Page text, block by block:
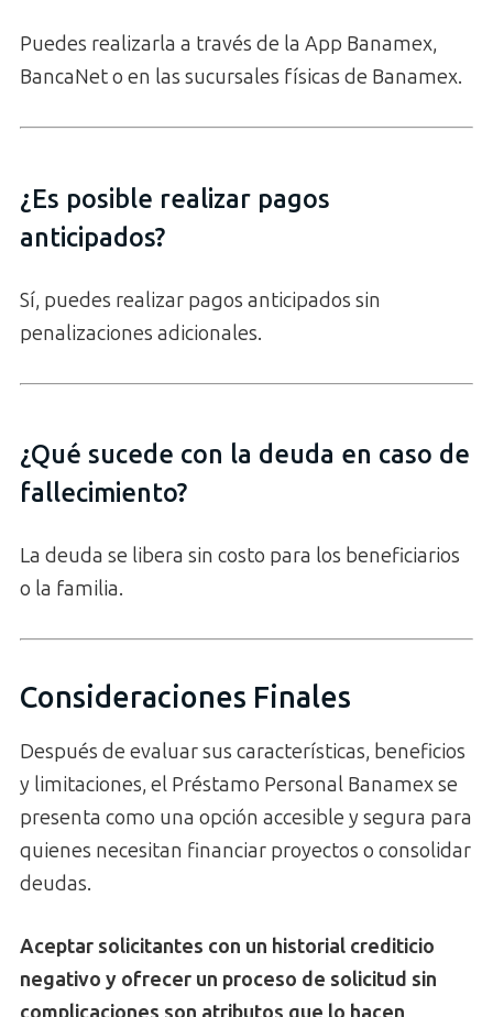
Puedes realizarla a través de la App Banamex,
BancaNet o en las sucursales físicas de Banamex.
¿Es posible realizar pagos
anticipados?
Sí, puedes realizar pagos anticipados sin
penalizaciones adicionales.
¿Qué sucede con la deuda en caso de
fallecimiento?
La deuda se libera sin costo para los beneficiarios
o la familia.
Consideraciones Finales
Después de evaluar sus características, beneficios
y limitaciones, el Préstamo Personal Banamex se
presenta como una opción accesible y segura para
quienes necesitan financiar proyectos o consolidar
deudas.
Aceptar solicitantes con un historial crediticio
negativo y ofrecer un proceso de solicitud sin